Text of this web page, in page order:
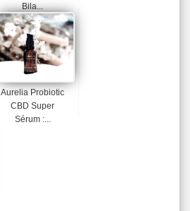
Bila...
Aurelia Probiotic
CBD Super
Sérum :...